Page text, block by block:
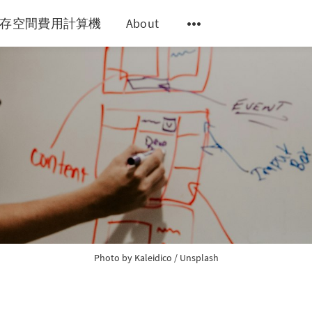
空間費用計算機 About
Photo by Kaleidico / Unsplash